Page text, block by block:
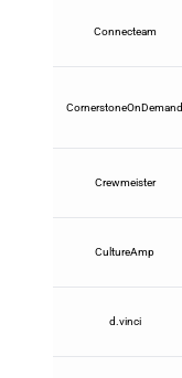
Connecteam
CornerstoneOnDemand
Crewmeister
CultureAmp
d.vinci